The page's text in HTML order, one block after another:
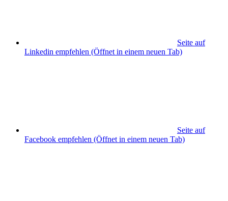
Seite auf
Linkedin empfehlen (Öffnet in einem neuen Tab)
Seite auf
Facebook empfehlen (Öffnet in einem neuen Tab)